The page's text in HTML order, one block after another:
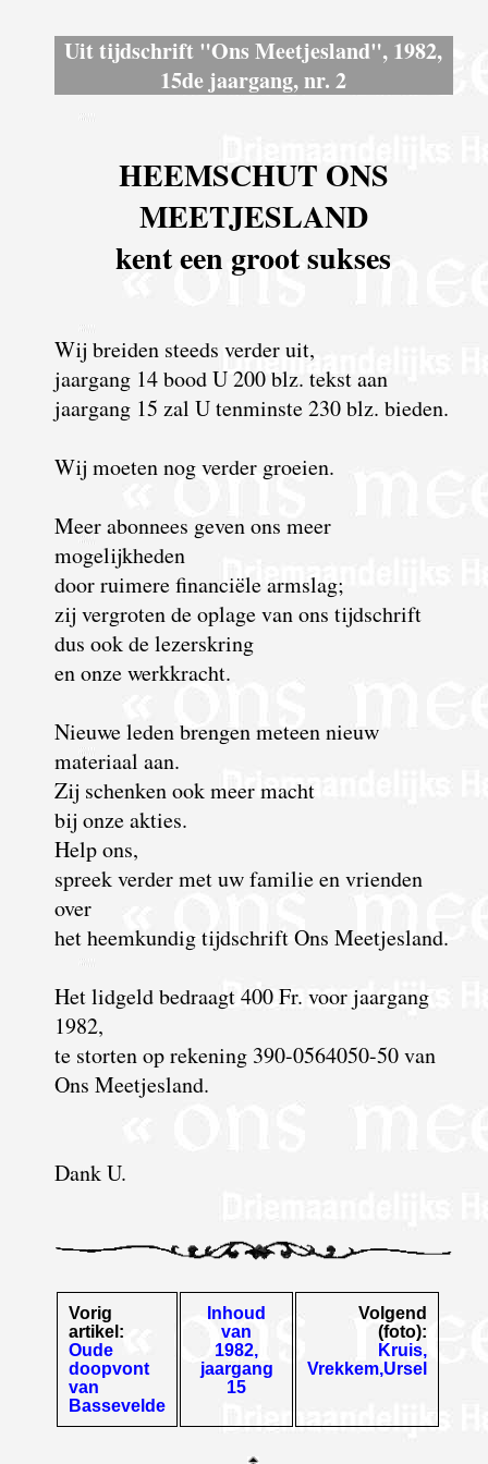
Uit tijdschrift "Ons Meetjesland", 1982,
15de jaargang, nr. 2
HEEMSCHUT ONS
MEETJESLAND
kent een groot sukses
Wij breiden steeds verder uit,
jaargang 14 bood U 200 blz. tekst aan
jaargang 15 zal U tenminste 230 blz. bieden.
Wij moeten nog verder groeien.
Meer abonnees geven ons meer
mogelijkheden
door ruimere financiële armslag;
zij vergroten de oplage van ons tijdschrift
dus ook de lezerskring
en onze werkkracht.
Nieuwe leden brengen meteen nieuw
materiaal aan.
Zij schenken ook meer macht
bij onze akties.
Help ons,
spreek verder met uw familie en vrienden
over
het heemkundig tijdschrift Ons Meetjesland.
Het lidgeld bedraagt 400 Fr. voor jaargang
1982,
te storten op rekening 390-0564050-50 van
Ons Meetjesland.
Dank U.
Vorig
artikel:
Oude
doopvont
van
Bassevelde
Inhoud
van
1982,
jaargang
15
Volgend
(foto):
Kruis,
Vrekkem,Ursel